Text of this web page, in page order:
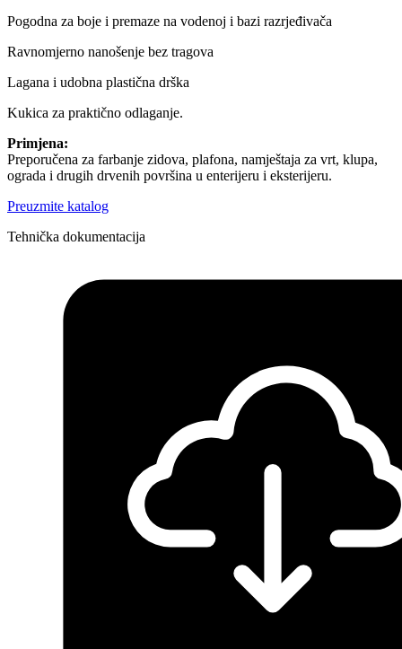
Pogodna za boje i premaze na vodenoj i bazi razrjeđivača
Ravnomjerno nanošenje bez tragova
Lagana i udobna plastična drška
Kukica za praktično odlaganje.
Primjena:
Preporučena za farbanje zidova, plafona, namještaja za vrt, klupa,
ograda i drugih drvenih površina u enterijeru i eksterijeru.
Preuzmite katalog
Tehnička dokumentacija